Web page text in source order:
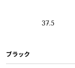
37.5
ブラック